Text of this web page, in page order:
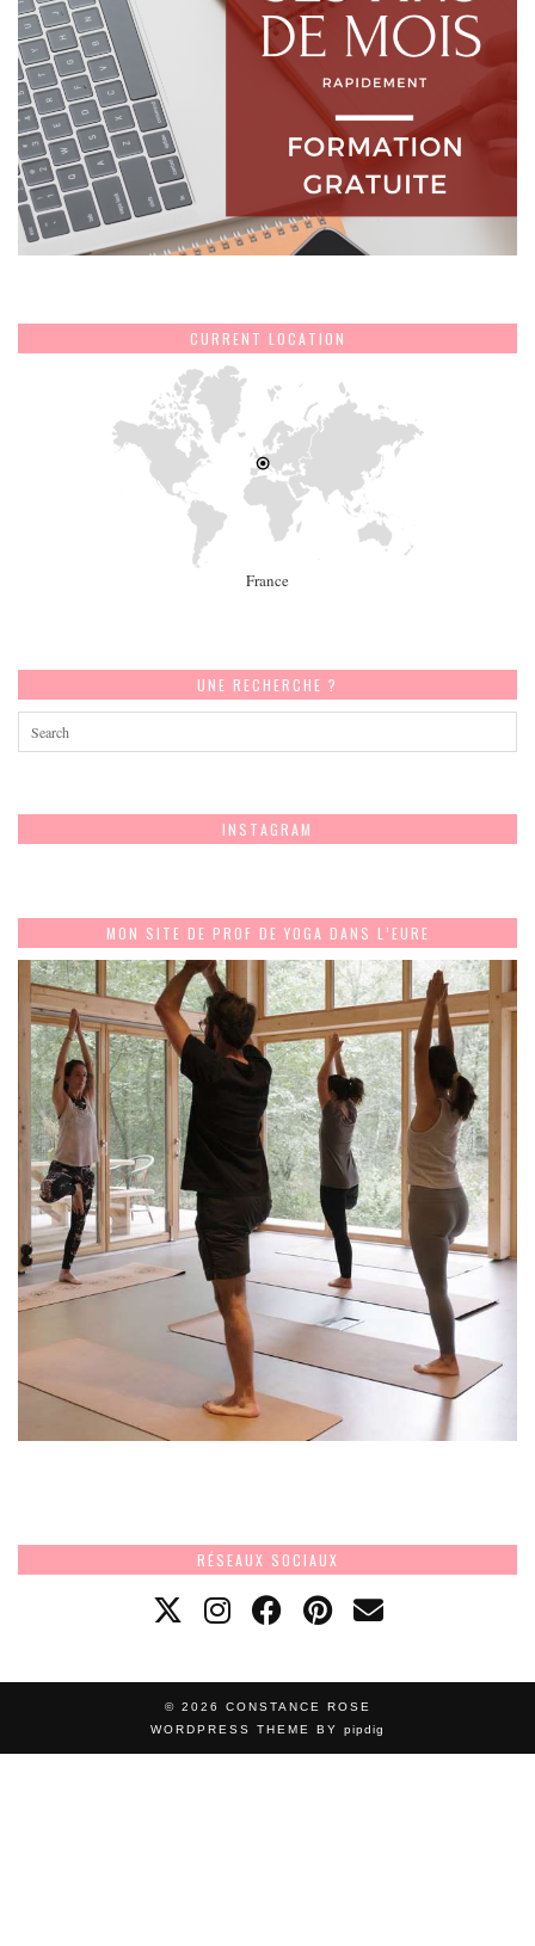
CURRENT LOCATION
France
UNE RECHERCHE ?
INSTAGRAM
MON SITE DE PROF DE YOGA DANS L’EURE
RÉSEAUX SOCIAUX
© 2026 CONSTANCE ROSE
WORDPRESS THEME BY pipdig